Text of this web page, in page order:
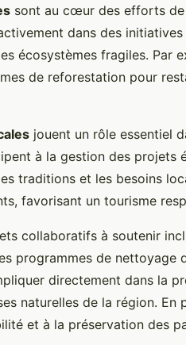
sont au cœur des efforts de
dans des initiatives
écosystèmes fragiles. Par
de reforestation pour
jouent un rôle essentiel
à la gestion des projets
traditions et les besoins
favorisant un tourisme
collaboratifs à soutenir
programmes de nettoyage
directement dans la
naturelles de la région.
et à la préservation des